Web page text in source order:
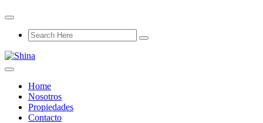
Home
Nosotros
Propiedades
Contacto